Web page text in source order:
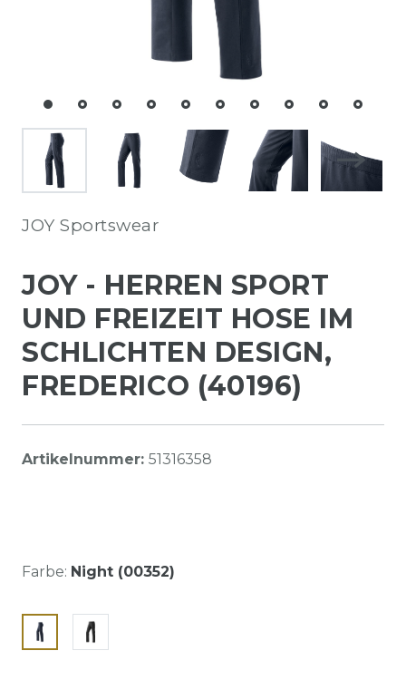
JOY Sportswear
JOY - HERREN SPORT
UND FREIZEIT HOSE IM
SCHLICHTEN DESIGN,
FREDERICO (40196)
Artikelnummer: 51316358
Farbe: Night (00352)